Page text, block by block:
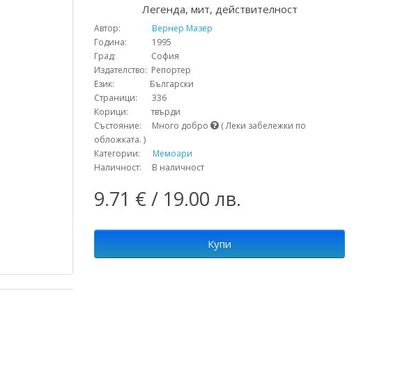
Легенда, мит, действителност
Автор:
Вернер Мазер
Година: 1995
Град: София
Издателство: Репортер
Език: Български
Страници: 336
Корици: твърди
Състояние: Много добро
( Леки забележки по
обложката. )
Категории: Мемоари
Наличност: В наличност
9.71 € / 19.00 лв.
Купи